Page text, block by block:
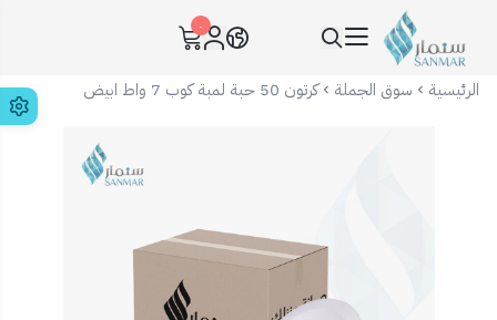
سنمار Sanmar
٠
الرئيسية سوق الجملة كرتون 50 حبة لمبة كوب 7 واط ابيض